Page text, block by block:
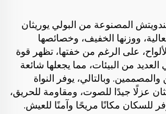
المصنوعة من البولي يوريثان
ووزنها الخفيف، وخصائصها
على الرغم من خفتها، تظهر قوة
من البيئات، مما يجعلها شائعة
وبالتالي، يوفر النواة
عزلًا جيدًا للصوت، ومقاومة للحريق،
للسكان مكانًا مريحًا وآمنًا للعيش.